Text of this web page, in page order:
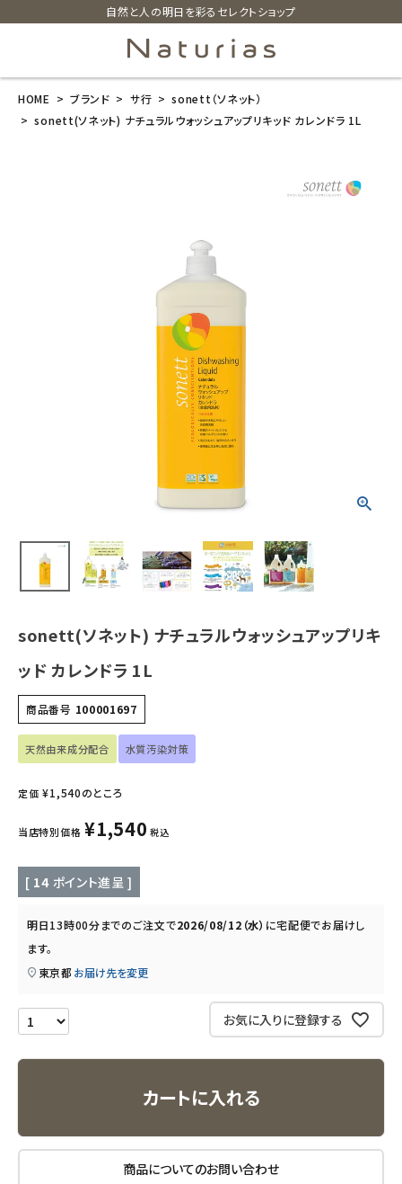
自然と人の明日を彩るセレクトショップ
search
カテゴリーから探す
美容・コスメ・香水
衛生用品
日用品雑貨
フェムケア
キッチン用品
ブランド
エコリュクス
HOME ブランド サ行
sonett（ソネット）
sonett(ソネット) ナチュラルウォッシュアップリキッド カレンドラ 1L
sonett(ソネット) ナチュラルウォッシュアップリキ
ッド カレンドラ 1L
商品番号 100001697
天然由来成分配合 水質汚染対策
定価 ¥1,540のところ
当店特別価格 ¥1,540 税込
[ 14 ポイント進呈 ]
明日13時00分までのご注文で2026/08/12（水） に宅配便でお届けし
ます。
東京都 お届け先を変更
お気に入りに登録する
カートに入れる
商品についてのお問い合わせ